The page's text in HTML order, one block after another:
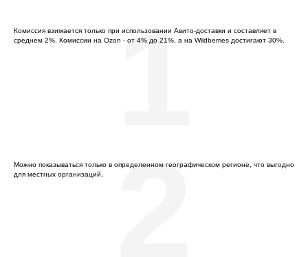
Комиссия взимается только при использовании Авито-доставки и составляет в
среднем 2%. Комиссии на Ozon - от 4% до 21%, а на Wildberries достигают 30%.
1
Можно показываться только в определенном географическом регионе, что выгодно
для местных организаций.
2